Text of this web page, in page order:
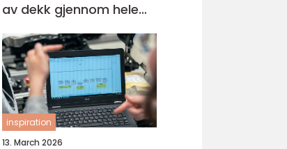
av dekk gjennom hele
året
inspiration
13. March 2026